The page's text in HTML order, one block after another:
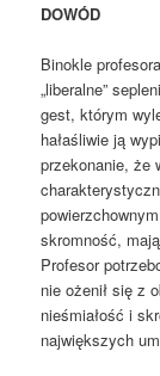
DOWÓD
Binokle
„liberalne”
gest, którym
hałaśliwie ją
przekonanie, że
skromność,
Profesor
nie ożenił się z
nieśmiałość i
największych